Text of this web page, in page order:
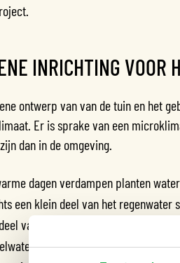
INRICHTING VOOR
ontwerp van van de tuin en het
Er is sprake van een
dan in de omgeving.
dagen verdampen planten
een klein deel van het regenwater
van de regen verdampt vanaf de
kan infiltreren en is zo